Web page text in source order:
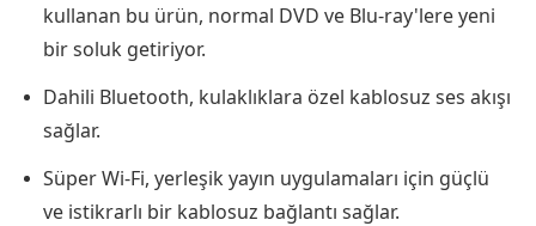
kullanan bu ürün, normal DVD ve Blu-ray'lere yeni
bir soluk getiriyor.
Dahili Bluetooth, kulaklıklara özel kablosuz ses akışı
sağlar.
Süper Wi-Fi, yerleşik yayın uygulamaları için güçlü
ve istikrarlı bir kablosuz bağlantı sağlar.